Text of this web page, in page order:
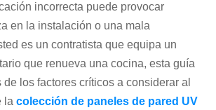
incorrecta puede provocar
en la instalación o una mala
es un contratista que equipa un
que renueva una cocina, esta guía
de los factores críticos a considerar al
la colección de paneles de pared UV